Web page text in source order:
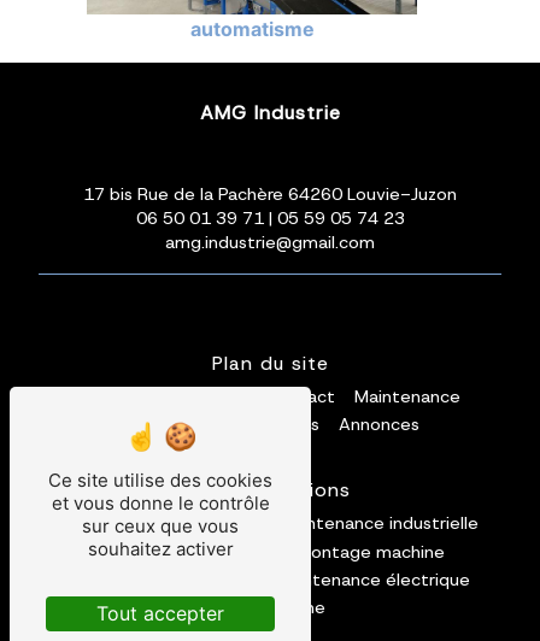
automatisme
AMG Industrie
17 bis Rue de la Pachère 64260 Louvie-Juzon
06 50 01 39 71| 05 59 05 74 23
amg.industrie@gmail.com
Plan du site
Contact
Maintenance
Galerie photos
Vidéos Annonces
Nos prestations
convoyage mécanique
maintenance industrielle
maintenance machine
montage machine
maintenance électrique
automatisme
Ce site utilise des cookies
et vous donne le contrôle
sur ceux que vous
souhaitez activer
Tout accepter